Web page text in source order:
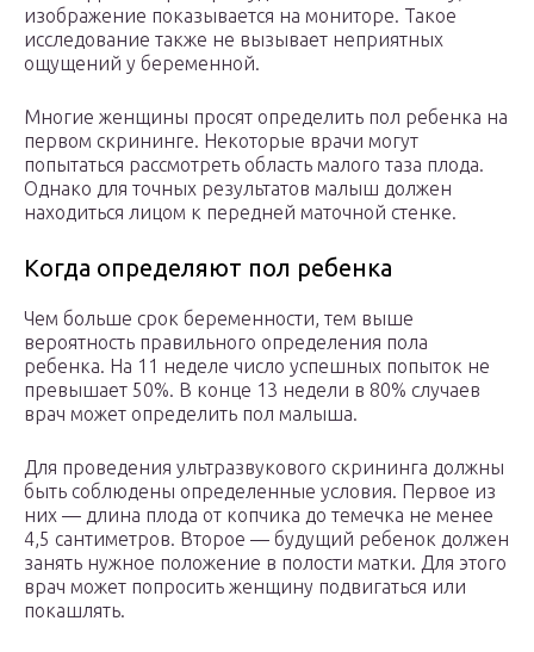
изображение показывается на мониторе. Такое
исследование также не вызывает неприятных
ощущений у беременной.
Многие женщины просят определить пол ребенка на
первом скрининге. Некоторые врачи могут
попытаться рассмотреть область малого таза плода.
Однако для точных результатов малыш должен
находиться лицом к передней маточной стенке.
Когда определяют пол ребенка
Чем больше срок беременности, тем выше
вероятность правильного определения пола
ребенка. На 11 неделе число успешных попыток не
превышает 50%. В конце 13 недели в 80% случаев
врач может определить пол малыша.
Для проведения ультразвукового скрининга должны
быть соблюдены определенные условия. Первое из
них — длина плода от копчика до темечка не менее
4,5 сантиметров. Второе — будущий ребенок должен
занять нужное положение в полости матки. Для этого
врач может попросить женщину подвигаться или
покашлять.